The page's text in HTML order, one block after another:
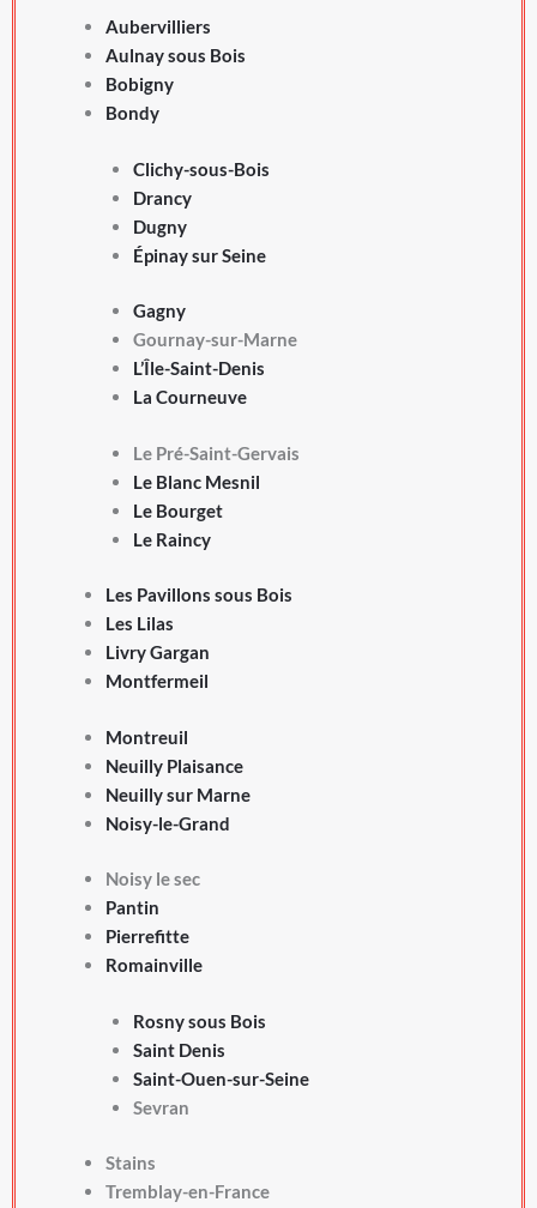
Aubervilliers
Aulnay sous Bois
Bobigny
Bondy
Clichy-sous-Bois
Drancy
Dugny
Épinay sur Seine
Gagny
Gournay-sur-Marne
L’Île-Saint-Denis
La Courneuve
Le Pré-Saint-Gervais
Le Blanc Mesnil
Le Bourget
Le Raincy
Les Pavillons sous Bois
Les Lilas
Livry Gargan
Montfermeil
Montreuil
Neuilly Plaisance
Neuilly sur Marne
Noisy-le-Grand
Noisy le sec
Pantin
Pierrefitte
Romainville
Rosny sous Bois
Saint Denis
Saint-Ouen-sur-Seine
Sevran
Stains
Tremblay-en-France